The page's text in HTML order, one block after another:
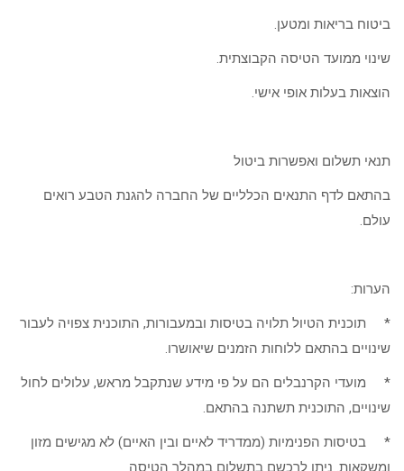
ביטוח בריאות ומטען.
שינוי ממועד הטיסה הקבוצתית.
הוצאות בעלות אופי אישי.
תנאי תשלום ואפשרות ביטול
בהתאם לדף התנאים הכלליים של החברה להגנת הטבע רואים
עולם.
הערות:
* תוכנית הטיול תלויה בטיסות ובמעבורות, התוכנית צפויה לעבור
שינויים בהתאם ללוחות הזמנים שיאושרו.
* מועדי הקרנבלים הם על פי מידע שנתקבל מראש, עלולים לחול
שינויים, התוכנית תשתנה בהתאם.
* בטיסות הפנימיות (ממדריד לאיים ובין האיים) לא מגישים מזון
ומשקאות. ניתן לרכשם בתשלום במהלך הטיסה